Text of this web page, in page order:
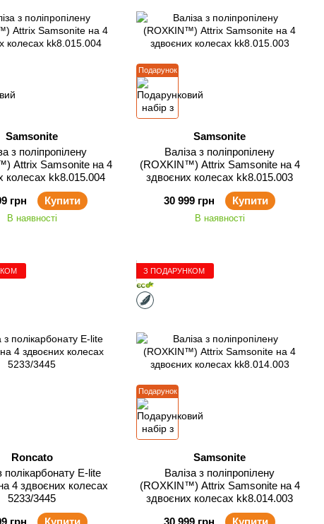
Samsonite
з поліпропілену
Attrix Samsonite на 4
колесах kk8.015.004
грн
Купити
В наявності
Подарунок
Samsonite
Валіза з поліпропілену
(ROXKIN™) Attrix Samsonite на 4
здвоєних колесах kk8.015.003
30 999 грн
Купити
В наявності
Roncato
полікарбонату E-lite
4 здвоєних колесах
5233/3445
грн
Купити
Подарунок
З ПОДАРУНКОМ
Samsonite
Валіза з поліпропілену
(ROXKIN™) Attrix Samsonite на 4
здвоєних колесах kk8.014.003
30 999 грн
Купити